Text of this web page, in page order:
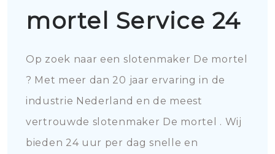
mortel Service 24
Op zoek naar een slotenmaker De mortel
? Met meer dan 20 jaar ervaring in de
industrie Nederland en de meest
vertrouwde slotenmaker De mortel . Wij
bieden 24 uur per dag snelle en